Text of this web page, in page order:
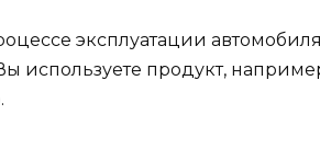
эксплуатации
продукт,